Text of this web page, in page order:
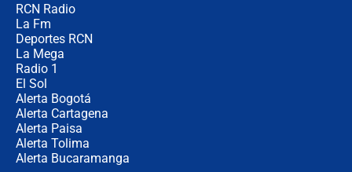
RCN Radio
La Fm
Deportes RCN
La Mega
Radio 1
El Sol
Alerta Bogotá
Alerta Cartagena
Alerta Paisa
Alerta Tolima
Alerta Bucaramanga